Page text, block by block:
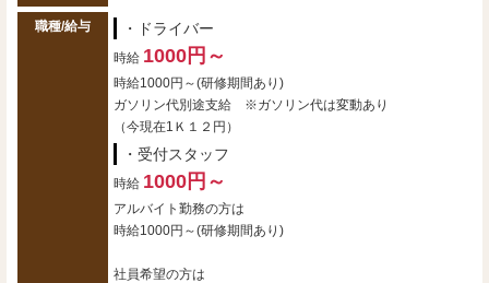
職種/給与 ・ドライバー
時給 1000円～
時給1000円～(研修期間あり)
ガソリン代別途支給 ※ガソリン代は変動あり
（今現在1Ｋ１２円）
・受付スタッフ
時給 1000円～
アルバイト勤務の方は
時給1000円～(研修期間あり)
社員希望の方は